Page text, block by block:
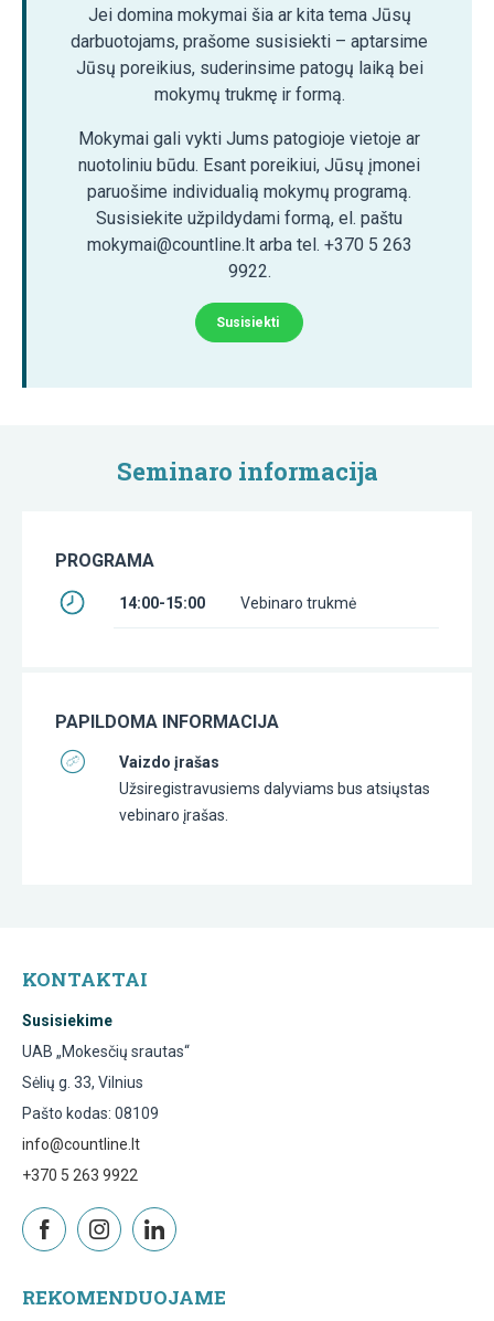
Jei domina mokymai šia ar kita tema Jūsų
darbuotojams, prašome susisiekti – aptarsime
Jūsų poreikius, suderinsime patogų laiką bei
mokymų trukmę ir formą.
Mokymai gali vykti Jums patogioje vietoje ar
nuotoliniu būdu. Esant poreikiui, Jūsų įmonei
paruošime individualią mokymų programą.
Susisiekite užpildydami formą, el. paštu
mokymai@countline.lt arba tel. +370 5 263
9922.
Susisiekti
Seminaro informacija
PROGRAMA
14:00-15:00 Vebinaro trukmė
PAPILDOMA INFORMACIJA
Vaizdo įrašas
Užsiregistravusiems dalyviams bus atsiųstas
vebinaro įrašas.
KONTAKTAI
Susisiekime
UAB „Mokesčių srautas“
Sėlių g. 33, Vilnius
Pašto kodas: 08109
info@countline.lt
+370 5 263 9922
REKOMENDUOJAME